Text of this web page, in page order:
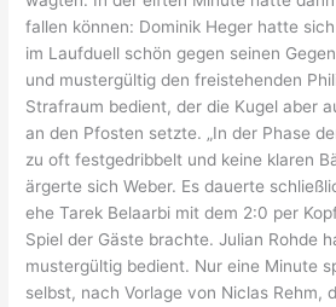
fallen können: Dominik Heger hatte
im Laufduell schön gegen seinen
und mustergültig den freistehenden
Strafraum bedient, der die Kugel aber
an den Pfosten setzte. „In der Phase
zu oft festgedribbelt und keine klaren
ärgerte sich Weber. Es dauerte
ehe Tarek Belaarbi mit dem 2:0 per
Spiel der Gäste brachte. Julian Rohde
mustergültig bedient. Nur eine Minute
selbst, nach Vorlage von Niclas Rehm,